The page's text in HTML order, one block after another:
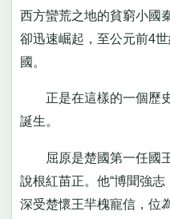
西方蠻荒之地的貧窮小國
卻迅速崛起，至公元前4
國。
正是在這樣的一個歷史
誕生。
屈原是楚國第一任國王
說根紅苗正。他“博聞強
深受楚懷王羋槐寵信，位